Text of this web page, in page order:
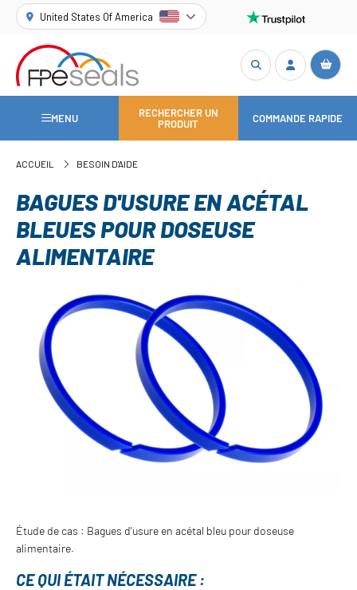
United States Of America
MENU
RECHERCHER UN
PRODUIT
COMMANDE RAPIDE
ACCUEIL BESOIN D'AIDE
BAGUES D'USURE EN ACÉTAL
BLEUES POUR DOSEUSE
ALIMENTAIRE
Étude de cas : Bagues d'usure en acétal bleu pour doseuse
alimentaire.
CE QUI ÉTAIT NÉCESSAIRE :